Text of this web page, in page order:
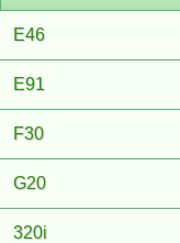
E46
E91
F30
G20
320i